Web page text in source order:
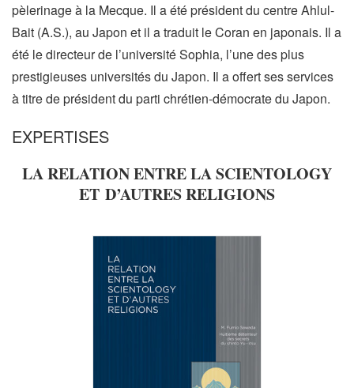
pèlerinage à la Mecque. Il a été président du centre Ahlul-
Bait (A.S.), au Japon et il a traduit le Coran en japonais. Il a
été le directeur de l’université Sophia, l’une des plus
prestigieuses universités du Japon. Il a offert ses services
à titre de président du parti chrétien-démocrate du Japon.
EXPERTISES
LA RELATION ENTRE LA SCIENTOLOGY
ET D’AUTRES RELIGIONS